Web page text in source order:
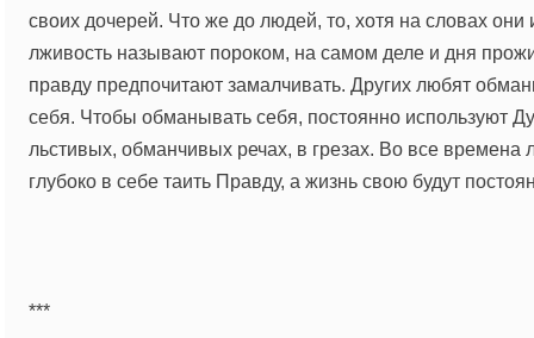
своих дочерей. Что же до людей, то, хотя на словах они
лживость называют пороком, на самом деле и дня
правду предпочитают замалчивать. Других любят
себя. Чтобы обманывать себя, постоянно используют
льстивых, обманчивых речах, в грезах. Во все времена
глубоко в себе таить Правду, а жизнь свою будут
***